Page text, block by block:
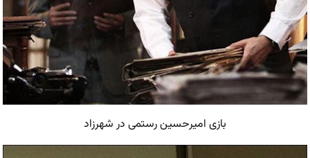
بازی امیرحسین رستمی در شهرزاد